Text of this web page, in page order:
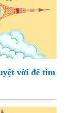
vời để tìm